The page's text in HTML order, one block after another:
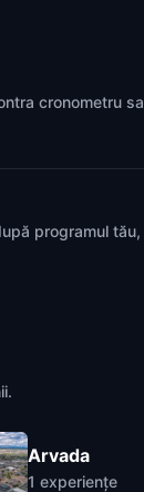
cronometru
programul
Arvada
1 experiențe